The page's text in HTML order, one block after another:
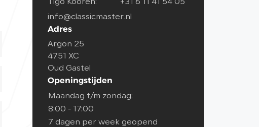
Tigo Kooren:
+31 6 11 41 54 05
info@classicmaster.nl
Adres
Argon 25
4751 XC
Oud Gastel
Openingstijden
Maandag t/m zondag:
8:00 - 17:00
7 dagen per week geopend